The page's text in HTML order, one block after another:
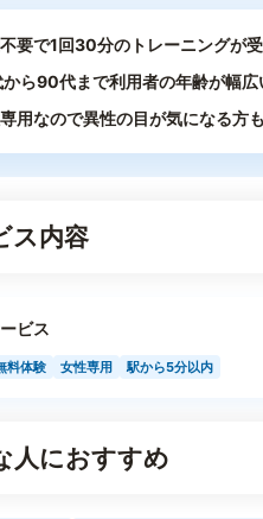
要で1回30分のトレーニングが
ら90代まで利用者の年齢が幅広
用なので異性の目が気になる方
ス内容
ビス
料体験 女性専用 駅から5分以内
人におすすめ